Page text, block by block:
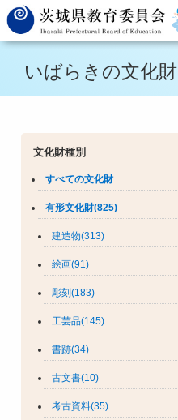
いばらきの文化財
文化財種別
すべての文化財
有形文化財(825)
建造物(313)
絵画(91)
彫刻(183)
工芸品(145)
書跡(34)
古文書(10)
考古資料(35)